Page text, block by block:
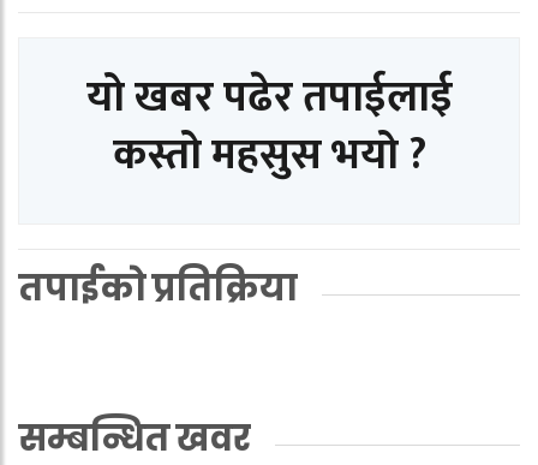
यो खबर पढेर तपाईलाई
कस्तो महसुस भयो ?
तपाईको प्रतिक्रिया
सम्बन्धित खवर